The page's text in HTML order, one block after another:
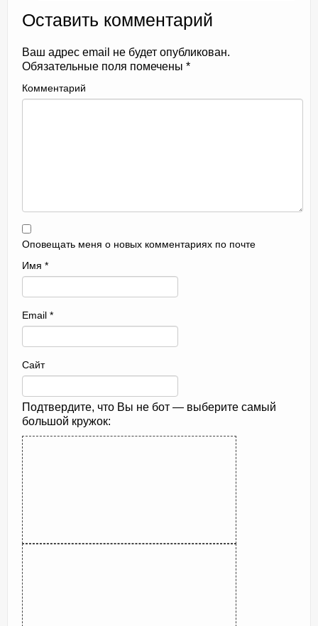
Оставить комментарий
Ваш адрес email не будет опубликован.
Обязательные поля помечены *
Комментарий
Оповещать меня о новых комментариях по почте
Имя *
Email *
Сайт
Подтвердите, что Вы не бот — выберите самый
большой кружок: